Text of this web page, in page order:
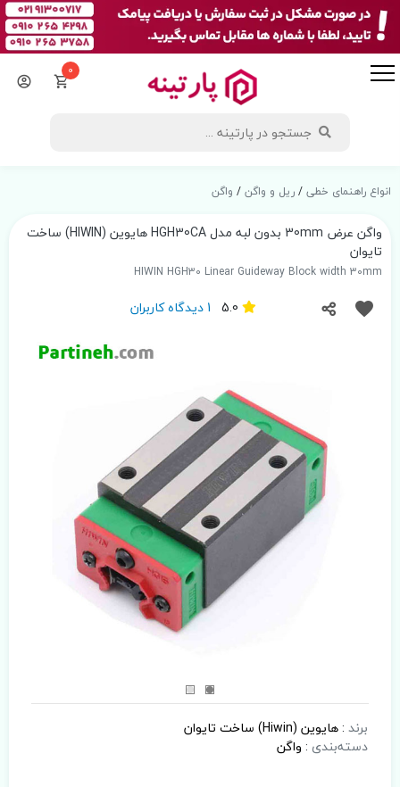
0
انواع راهنمای خطی/ریل و واگن/ واگن
واگن عرض 30mm بدون لبه مدل HGH30CA هایوین (HIWIN) ساخت
تایوان
HIWIN HGH30 Linear Guideway Block width 30mm
1 دیدگاه کاربران
برند :هایوین (Hiwin) ساخت تایوان
دسته‌بندی : واگن